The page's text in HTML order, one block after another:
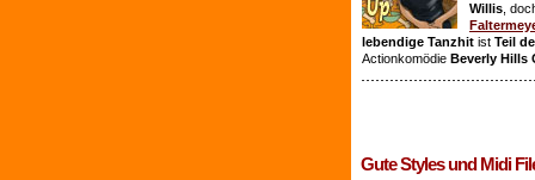
Willis ,
lebendige Tanzhit ist Teil
Actionkomödie Beverly Hills
Gute Styles und Midi